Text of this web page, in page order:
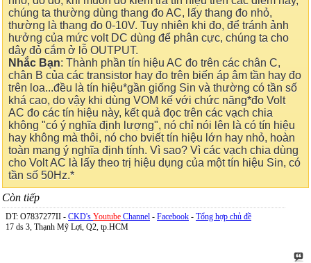
chúng ta thường dùng thang đo AC, lấy thang đo nhỏ,
thường là thang đo 0-10V. Tuy nhiên khi đo, để tránh ảnh
hưởng của mức volt DC dùng để phân cực, chúng ta cho
dây đỏ cắm ở lỗ OUTPUT.
Nhắc Bạn: Thành phần tín hiệu AC đo trên các chân C,
chân B của các transistor hay đo trên biến áp âm tần hay đo
trên loa...đều là tín hiệu*gần giống Sin và thường có tần số
khá cao, do vậy khi dùng VOM kế với chức năng*đo Volt
AC đo các tín hiệu này, kết quả đọc trên các vạch chia
không "có ý nghĩa định lượng", nó chỉ nói lên là có tín hiệu
hay không mà thôi, nó cho bviết tín hiệu lớn hay nhỏ, hoàn
toàn mang ý nghĩa định tính. Vì sao? Vì các vạch chia dùng
cho Volt AC là lấy theo trị hiệu dụng của một tín hiệu Sin, có
tần số 50Hz.*
Còn tiếp
DT: O7837277II - CKD's Youtube Channel - Facebook - Tổng hợp chủ đề
17 ds 3, Thạnh Mỹ Lợi, Q2, tp.HCM